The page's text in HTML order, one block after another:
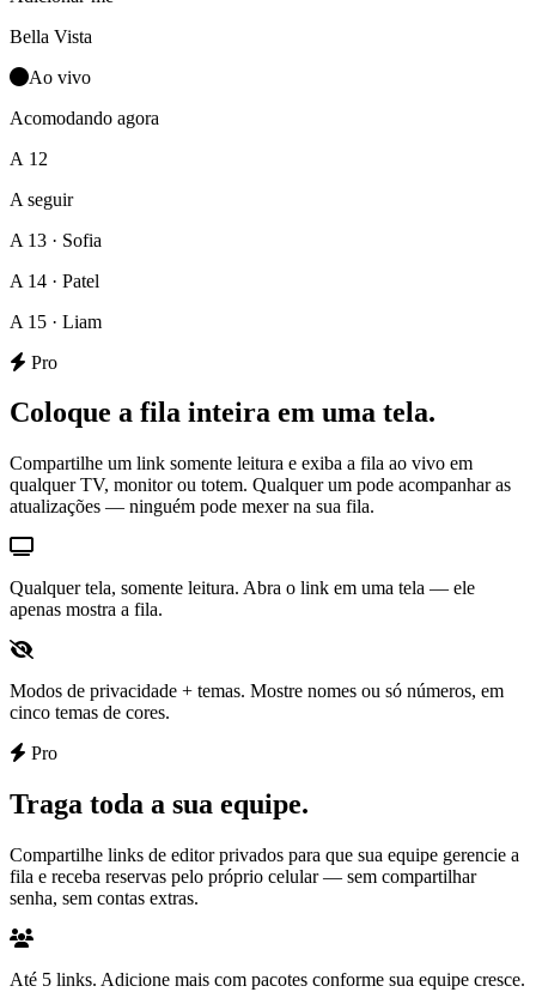
Bella Vista
Ao vivo
Acomodando agora
A 12
A seguir
A 13 · Sofia
A 14 · Patel
A 15 · Liam
Pro
Coloque a fila inteira em uma tela.
Compartilhe um link somente leitura e exiba a fila ao vivo em
qualquer TV, monitor ou totem. Qualquer um pode acompanhar as
atualizações — ninguém pode mexer na sua fila.
Qualquer tela, somente leitura. Abra o link em uma tela — ele
apenas mostra a fila.
Modos de privacidade + temas. Mostre nomes ou só números, em
cinco temas de cores.
Pro
Traga toda a sua equipe.
Compartilhe links de editor privados para que sua equipe gerencie a
fila e receba reservas pelo próprio celular — sem compartilhar
senha, sem contas extras.
Até 5 links. Adicione mais com pacotes conforme sua equipe cresce.